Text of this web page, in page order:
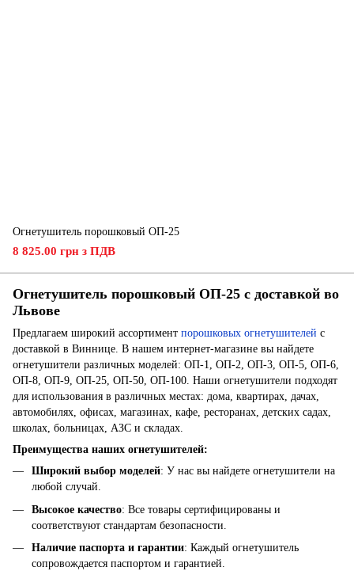
Огнетушитель порошковый ОП-25
8 825.00 грн з ПДВ
Огнетушитель порошковый ОП-25 с доставкой во
Львове
Предлагаем широкий ассортимент порошковых огнетушителей с
доставкой в Виннице. В нашем интернет-магазине вы найдете
огнетушители различных моделей: ОП-1, ОП-2, ОП-3, ОП-5, ОП-6,
ОП-8, ОП-9, ОП-25, ОП-50, ОП-100. Наши огнетушители подходят
для использования в различных местах: дома, квартирах, дачах,
автомобилях, офисах, магазинах, кафе, ресторанах, детских садах,
школах, больницах, АЗС и складах.
Преимущества наших огнетушителей:
Широкий выбор моделей: У нас вы найдете огнетушители на
любой случай.
Высокое качество: Все товары сертифицированы и
соответствуют стандартам безопасности.
Наличие паспорта и гарантии: Каждый огнетушитель
сопровождается паспортом и гарантией.